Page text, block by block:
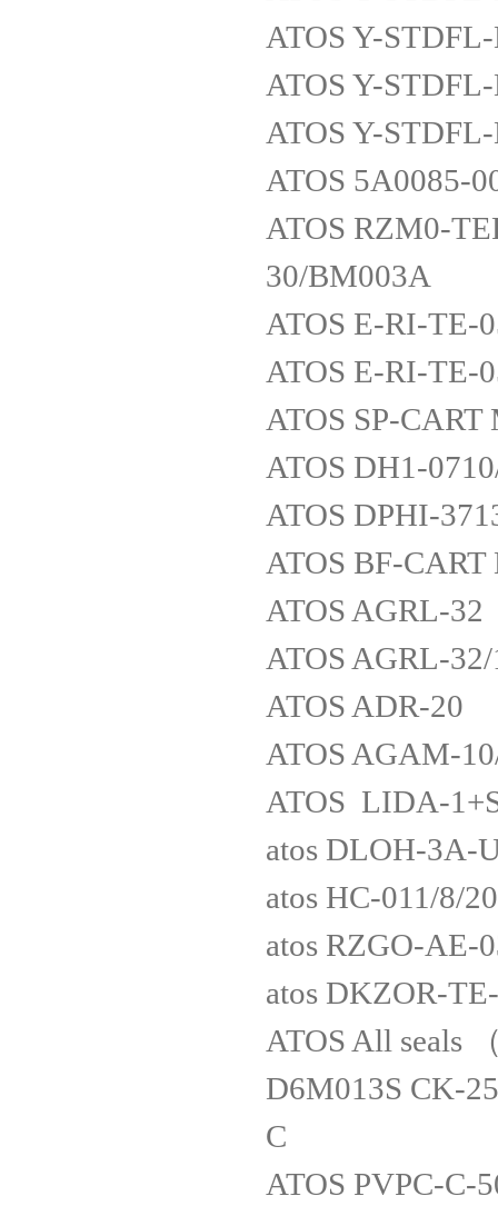
ATOS Y-
ATOS Y-
ATOS Y-
ATOS 5A0085-
ATOS RZM0-
30/BM003A
ATOS E-RI-TE-
ATOS E-RI-TE-
ATOS SP-CART
ATOS DH1-
ATOS DPHI-
ATOS BF-
ATOS AGRL-32
ATOS AGRL-
ATOS ADR-20
ATOS AGAM-
ATOS LIDA-
atos DLOH-3A-
atos HC-011/8/
atos RZGO-AE-
atos DKZOR-
ATOS All seals
D6M013S CK-
C
ATOS PVPC-C-